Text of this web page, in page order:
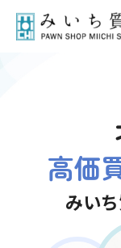
高価
みい